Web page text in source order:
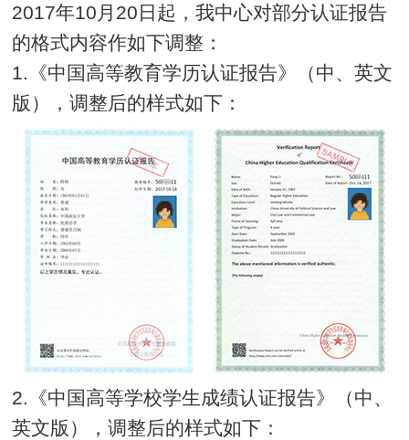
2017年10月20日起，我中心对部分认证报告
的格式内容作如下调整：
1.《中国高等教育学历认证报告》（中、英文
版），调整后的样式如下：
2.《中国高等学校学生成绩认证报告》（中、
英文版），调整后的样式如下：